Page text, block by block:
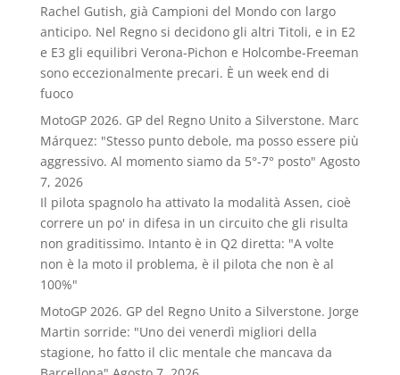
Rachel Gutish, già Campioni del Mondo con largo
anticipo. Nel Regno si decidono gli altri Titoli, e in E2
e E3 gli equilibri Verona-Pichon e Holcombe-Freeman
sono eccezionalmente precari. È un week end di
fuoco
MotoGP 2026. GP del Regno Unito a Silverstone. Marc
Márquez: "Stesso punto debole, ma posso essere più
aggressivo. Al momento siamo da 5°-7° posto" Agosto
7, 2026
Il pilota spagnolo ha attivato la modalità Assen, cioè
correre un po' in difesa in un circuito che gli risulta
non graditissimo. Intanto è in Q2 diretta: "A volte
non è la moto il problema, è il pilota che non è al
100%"
MotoGP 2026. GP del Regno Unito a Silverstone. Jorge
Martin sorride: "Uno dei venerdì migliori della
stagione, ho fatto il clic mentale che mancava da